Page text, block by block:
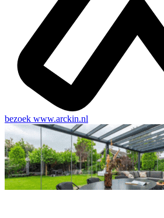
bezoek www.arckin.nl